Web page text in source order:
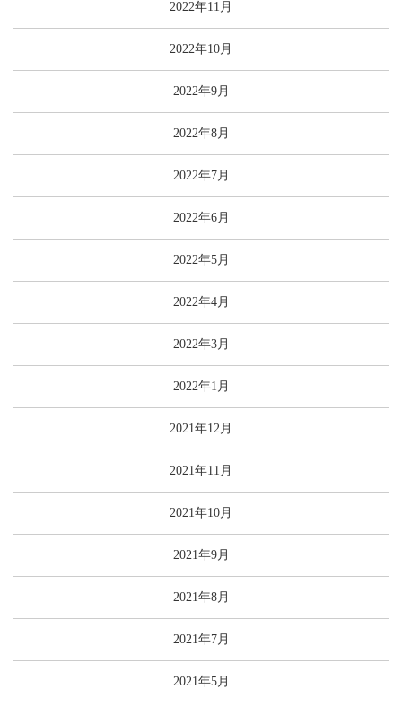
2022年11月
2022年10月
2022年9月
2022年8月
2022年7月
2022年6月
2022年5月
2022年4月
2022年3月
2022年1月
2021年12月
2021年11月
2021年10月
2021年9月
2021年8月
2021年7月
2021年5月